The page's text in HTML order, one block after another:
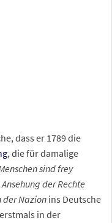
dass er 1789 die
, die für damalige
sind frey
der Rechte
der Nazion ins Deutsche
erstmals in der